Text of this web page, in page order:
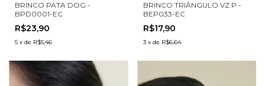
BRINCO PATA DOG -
BPD0001-EC
R$23,90
5 x de R$5,46
BRINCO TRIÂNGULO VZ P -
BEP033-EC
R$17,90
3 x de R$6,64